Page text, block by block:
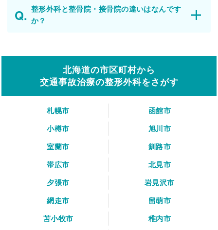
整形外科と整骨院・接骨院の違いはなんです
か？
北海道の市区町村から
交通事故治療の整形外科をさがす
札幌市
函館市
小樽市
旭川市
室蘭市
釧路市
帯広市
北見市
夕張市
岩見沢市
網走市
留萌市
苫小牧市
稚内市